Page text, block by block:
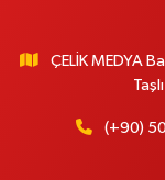
ÇELİK MEDYA
(+90)